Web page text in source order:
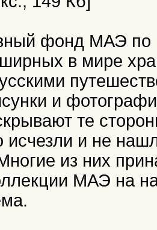
фонд МАЭ по
в мире
и
те
исчезли и не
из них
МАЭ на